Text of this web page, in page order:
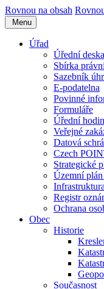
Rovnou na obsah
Menu
Úřad
Úřední deska
Sbírka
Sazebník
E-podatelna
Povinné
Formuláře
Úřední
Veřejné
Datová
Czech
Strategické
Územní
Registr
Ochrana
Obec
Historie
Současnost